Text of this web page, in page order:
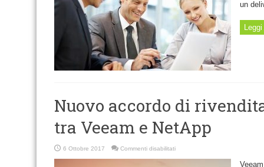
di
offerta
Hybrid
Cloud
Channel-
Centric
un
Nuovo accordo di
tra Veeam e NetApp
6 Ottobre 2017 Commenti disabilitatisu
accordo